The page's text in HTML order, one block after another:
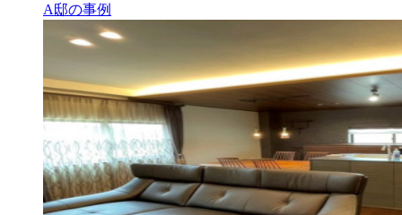
A邸の事例